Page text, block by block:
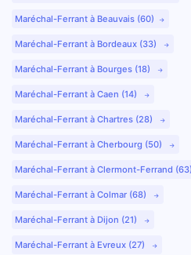
Maréchal-Ferrant à Beauvais (60)
Maréchal-Ferrant à Bordeaux (33)
Maréchal-Ferrant à Bourges (18)
Maréchal-Ferrant à Caen (14)
Maréchal-Ferrant à Chartres (28)
Maréchal-Ferrant à Cherbourg (50)
Maréchal-Ferrant à Clermont-Ferrand (63)
Maréchal-Ferrant à Colmar (68)
Maréchal-Ferrant à Dijon (21)
Maréchal-Ferrant à Evreux (27)